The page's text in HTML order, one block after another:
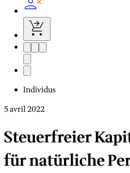
Individus
5 avril 2022
Steuerfreier
für natürliche